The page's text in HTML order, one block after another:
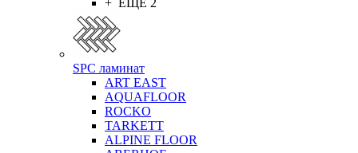
+ ЕЩЕ 2
SPC ламинат
ART EAST
AQUAFLOOR
ROCKO
TARKETT
ALPINE FLOOR